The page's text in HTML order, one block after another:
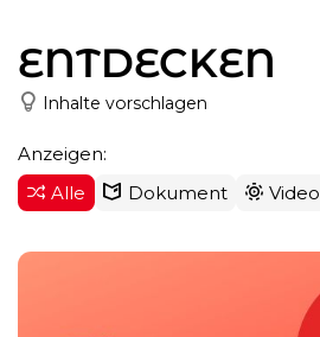
ENTDECKEN
Inhalte vorschlagen
Anzeigen:
Alle
Dokument Video